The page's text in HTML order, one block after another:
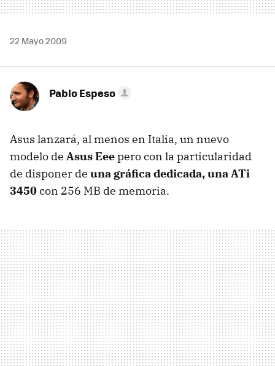
22 Mayo 2009
Pablo Espeso
Asus lanzará, al menos en Italia, un nuevo
modelo de Asus Eeepero con la particularidad
de disponer de una gráfica dedicada, una ATi
3450con 256 MB de memoria.